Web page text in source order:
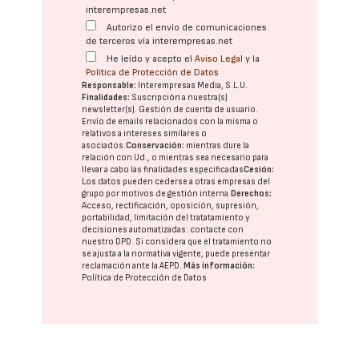
interempresas.net
Autorizo el envío de comunicaciones
de terceros vía interempresas.net
He leído y acepto elAviso Legal y la
Política de Protección de Datos
Responsable: Interempresas Media, S.L.U.
Finalidades: Suscripción a nuestra(s)
newsletter(s). Gestión de cuenta de usuario.
Envío de emails relacionados con la misma o
relativos a intereses similares o
asociados.Conservación: mientras dure la
relación con Ud., o mientras sea necesario para
llevar a cabo las finalidades especificadasCesión:
Los datos pueden cederse a otras empresas del
grupo por motivos de gestión interna.Derechos:
Acceso, rectificación, oposición, supresión,
portabilidad, limitación del tratatamiento y
decisiones automatizadas: contacte con
nuestro DPD. Si considera que el tratamiento no
se ajusta a la normativa vigente, puede presentar
reclamación ante laAEPD.Más información:
Política de Protección de Datos